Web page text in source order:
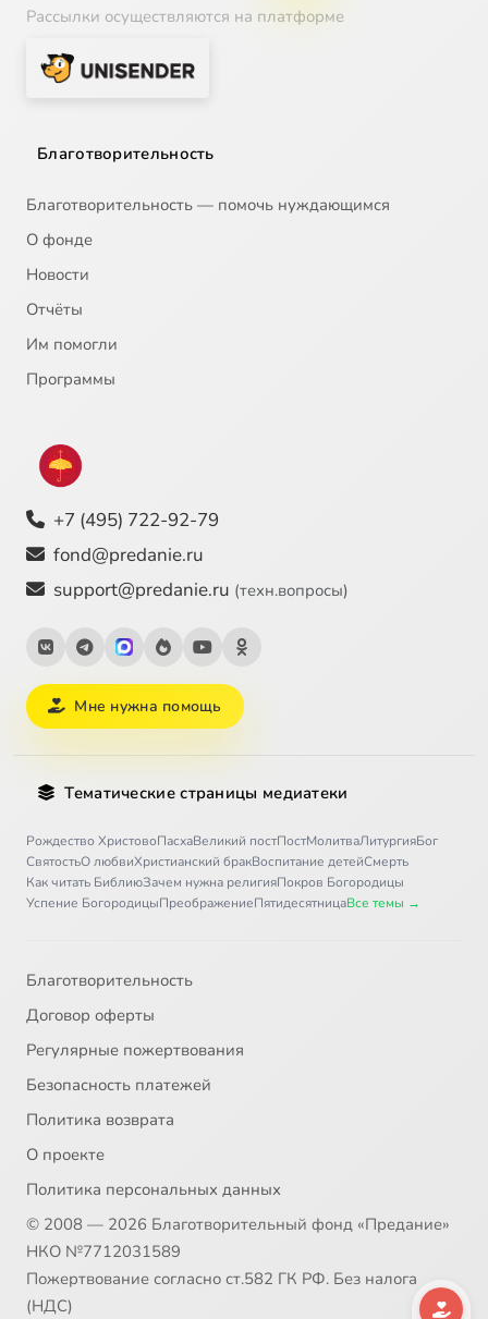
Рассылки осуществляются на платформе
Благотворительность
Благотворительность — помочь нуждающимся
О фонде
Новости
Отчёты
Им помогли
Программы
+7 (495) 722-92-79
fond@predanie.ru
support@predanie.ru (техн.вопросы)
Мне нужна помощь
Тематические страницы медиатеки
Рождество ХристовоПасхаВеликий постПостМолитваЛитургияБог
СвятостьО любвиХристианский бракВоспитание детейСмерть
Как читать БиблиюЗачем нужна религияПокров Богородицы
Успение БогородицыПреображениеПятидесятницаВсе темы →
Благотворительность
Договор оферты
Регулярные пожертвования
Безопасность платежей
Политика возврата
О проекте
Политика персональных данных
© 2008 — 2026 Благотворительный фонд «Предание»
НКО №7712031589
Пожертвование согласно ст.582 ГК РФ. Без налога
(НДС)